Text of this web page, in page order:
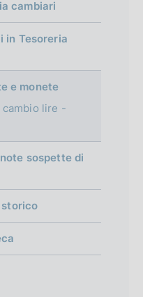
cambiari
in Tesoreria
e monete
lire -
sospette di